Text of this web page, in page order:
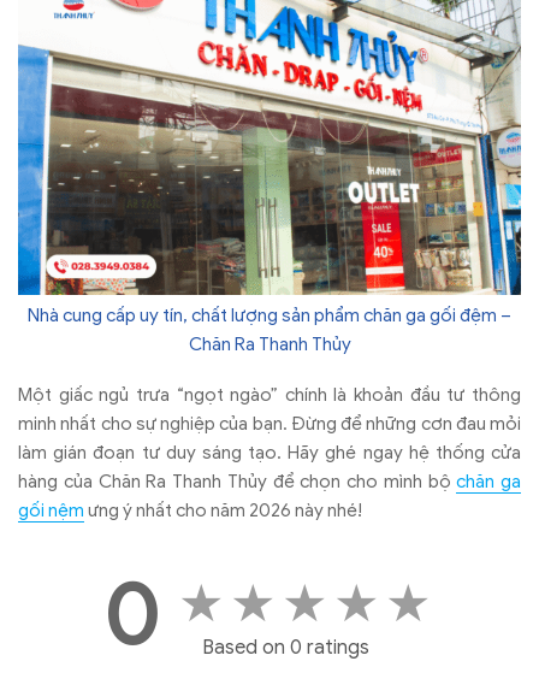
Nhà cung cấp uy tín, chất lượng sản phẩm chăn ga gối đệm –
Chăn Ra Thanh Thủy
Một giấc ngủ trưa “ngọt ngào” chính là khoản đầu tư thông
minh nhất cho sự nghiệp của bạn. Đừng để những cơn đau mỏi
làm gián đoạn tư duy sáng tạo. Hãy ghé ngay hệ thống cửa
hàng của Chăn Ra Thanh Thủy để chọn cho mình bộchăn ga
gối nệm ưng ý nhất cho năm 2026 này nhé!
0 ★ ★ ★ ★ ★
Based on 0 ratings